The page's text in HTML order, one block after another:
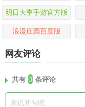
明日大亨手游官方版
浪漫庄园百度版
网友评论
共有 0 条评论